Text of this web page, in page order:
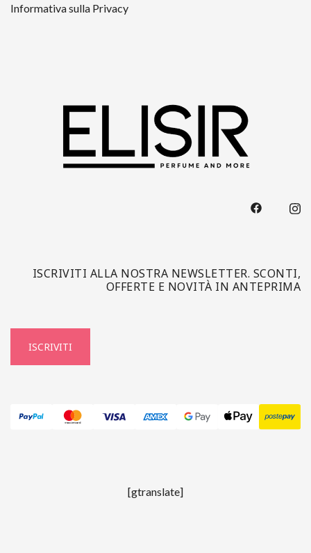
Informativa sulla Privacy
ISCRIVITI ALLA NOSTRA NEWSLETTER. SCONTI,
OFFERTE E NOVITÀ IN ANTEPRIMA
ISCRIVITI
[gtranslate]